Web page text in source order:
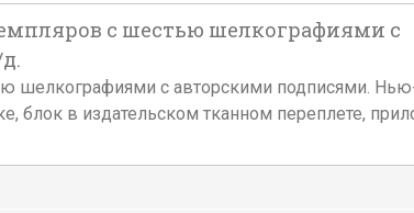
с шестью шелкографиями с
шелкографиями с авторскими подписями.
блок в издательском тканном переплете,